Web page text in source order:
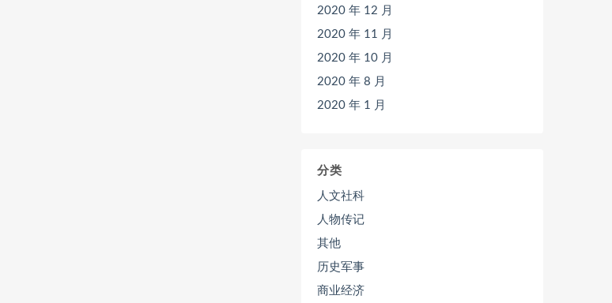
2020 年 12 月
2020 年 11 月
2020 年 10 月
2020 年 8 月
2020 年 1 月
分类
人文社科
人物传记
其他
历史军事
商业经济